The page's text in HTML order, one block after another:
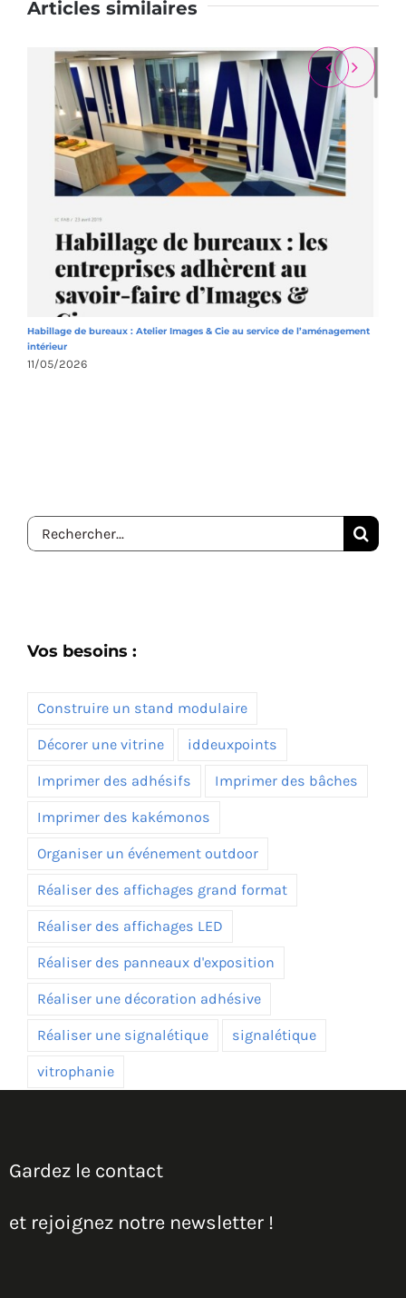
Articles similaires
Habillage de bureaux : Atelier Images & Cie au service de l’aménagement
intérieur
11/05/2026
Rechercher:
Vos besoins :
Construire un stand modulaire
Décorer une vitrine iddeuxpoints
Imprimer des adhésifs Imprimer des bâches
Imprimer des kakémonos
Organiser un événement outdoor
Réaliser des affichages grand format
Réaliser des affichages LED
Réaliser des panneaux d'exposition
Réaliser une décoration adhésive
Réaliser une signalétique signalétique
vitrophanie
Gardez le contact
et rejoignez notre newsletter !